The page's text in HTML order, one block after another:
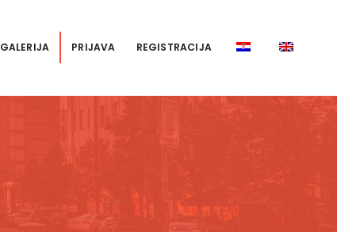
GALERIJA PRIJAVA REGISTRACIJA